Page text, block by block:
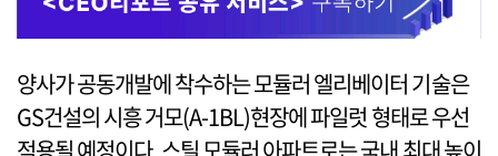
양사가 공동개발에 착수하는 모듈러 엘리베이터 기술은
GS건설의 시흥 거모(A-1BL)현장에 파일럿 형태로 우선